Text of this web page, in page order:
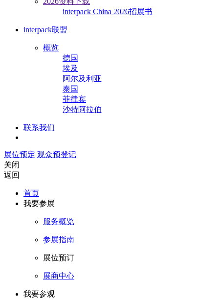
interpack China 2026招展书
interpack联盟
概览
德国
埃及
阿尔及利亚
泰国
菲律宾
沙特阿拉伯
联系我们
展位预定 观众预登记
关闭
返回
首页
我要参展
服务概览
参展指南
展位预订
展商中心
我要参观